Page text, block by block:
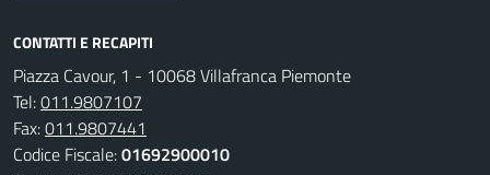
CONTATTI E RECAPITI
Piazza Cavour, 1 - 10068 Villafranca Piemonte
Tel:011.9807107
Fax:011.9807441
Codice Fiscale:01692900010